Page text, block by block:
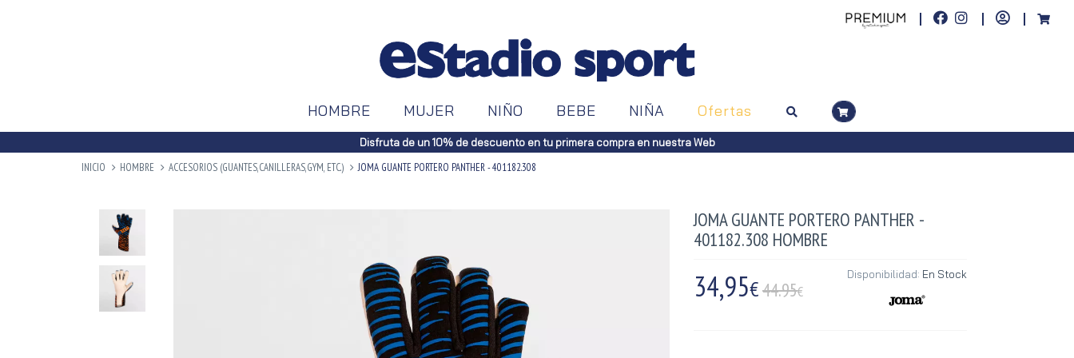
HOMBRE MUJER NIÑO BEBE NIÑA Ofertas
Disfruta de un 10% de descuento en tu primera compra en nuestra Web
INICIO HOMBRE ACCESORIOS (GUANTES,CANILLERAS,GYM, ETC.) JOMA GUANTE PORTERO PANTHER - 401182.308
JOMA GUANTE PORTERO PANTHER -
401182.308 HOMBRE
34,95€44.95€
Disponibilidad: En Stock